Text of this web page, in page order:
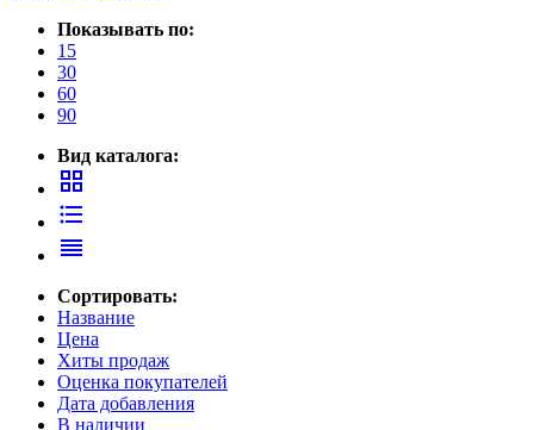
Показывать по:
15
30
60
90
Вид каталога:
grid_view
format_list_bulleted
reorder
Сортировать:
Название
Цена
Хиты продаж
Оценка покупателей
Дата добавления
В наличии